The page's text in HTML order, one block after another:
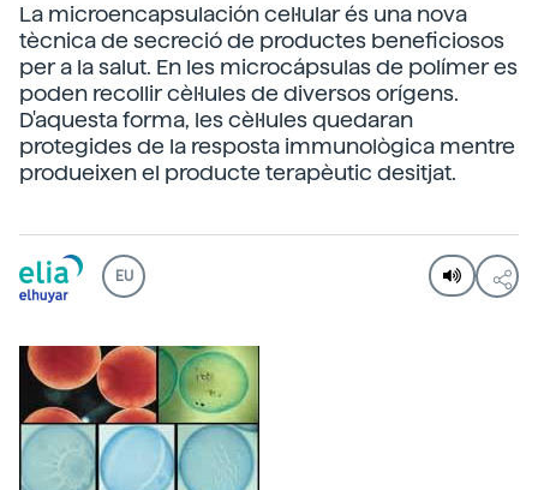
La microencapsulación cel·lular és una nova
tècnica de secreció de productes beneficiosos
per a la salut. En les microcápsulas de polímer es
poden recollir cèl·lules de diversos orígens.
D'aquesta forma, les cèl·lules quedaran
protegides de la resposta immunològica mentre
produeixen el producte terapèutic desitjat.
EU